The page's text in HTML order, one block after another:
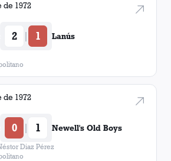
de 1972
2 | 1 Lanús
de 1972
0 | 1 Newell's Old Boys
Diaz Pérez